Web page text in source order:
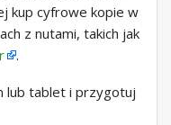
kup cyfrowe kopie w
z nutami, takich jak
.
lub tablet i przygotuj